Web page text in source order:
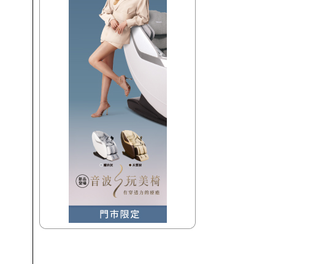
(花東)東STOP！MUSIC ON AIR